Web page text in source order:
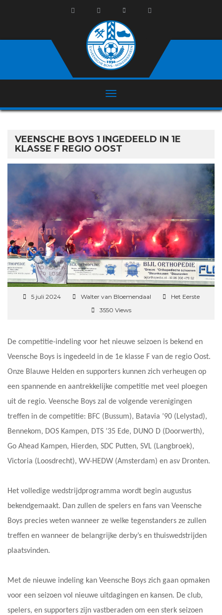
VEENSCHE BOYS 1 INGEDEELD IN 1E
KLASSE F REGIO OOST
5 juli 2024 Walter van Bloemendaal
Het Eerste
3550 Views
De competitie-indeling voor het nieuwe seizoen is bekend en
Veensche Boys is ingedeeld in de 1e klasse F van de regio Oost.
Onze Blauwe Helden en supporters kunnen zich verheugen op
een spannende en aantrekkelijke competitie met veel ploegen
uit de regio. Veensche Boys zal de volgende verenigingen
treffen in de competitie: BFC (Bussum), Batavia ’90 (Lelystad),
Bennekom, DOS Kampen, DTS ’35 Ede, DUNO D (Doorwerth),
Go Ahead Kampen, Hierden, SDC Putten, SVL (Langbroek),
Victoria (Loosdrecht), WV-HEDW (Amsterdam) en asv Dronten.
Het volledige wedstrijdprogramma wordt begin augustus
bekendgemaakt. Dan zullen de spelers en fans van Veensche
Boys precies weten wanneer ze welke tegenstanders ze zullen
treffen en wanneer de belangrijke derby’s en thuiswedstrijden
plaatsvinden.
Met de nieuwe indeling kan Veensche Boys zich gaan opmaken
voor een seizoen vol nieuwe uitdagingen en kansen. De club,
spelers, en supporters zijn vastberaden om een sterk seizoen